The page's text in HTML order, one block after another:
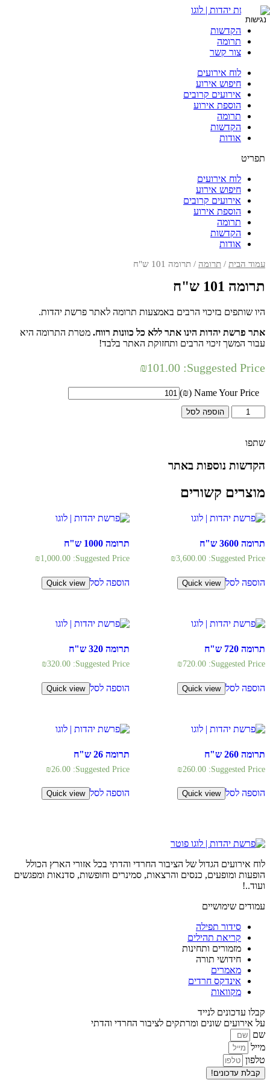
דלג
לתוכן
הקדשות
תרומה
צור קשר
לוח אירועים
חיפוש אירוע
אירועים קרובים
הוספת אירוע
תרומה
הקדשות
אודות
תפריט
לוח אירועים
חיפוש אירוע
אירועים קרובים
הוספת אירוע
תרומה
הקדשות
אודות
עמוד הבית / תרומה / תרומה 101 ש"ח
תרומה 101 ש"ח
היו שותפים בזיכוי הרבים באמצעות תרומה לאתר פרשת יהדות.
אתר פרשת יהדות הינו אתר ללא כל כוונות רווח. מטרת התרומה היא
עבור המשך זיכוי הרבים ותחזוקת האתר בלבד!
Suggested Price:
₪101.00
Name Your Price (₪)
כמות
של
101
הוספה לסל
שתפו
הקדשות נוספות באתר
מוצרים קשורים
תרומה 3600 ש"ח
Suggested Price:
₪3,600.00
הוספה לסל Quick view
תרומה 1000 ש"ח
Suggested Price:
₪1,000.00
הוספה לסל Quick view
תרומה 720 ש"ח
Suggested Price:
₪720.00
הוספה לסל Quick view
תרומה 320 ש"ח
Suggested Price:
₪320.00
הוספה לסל Quick view
תרומה 260 ש"ח
Suggested Price:
₪260.00
הוספה לסל Quick view
תרומה 26 ש"ח
Suggested Price:
₪26.00
הוספה לסל Quick view
לוח אירועים הגדול של הציבור החרדי והדתי בכל אזורי הארץ הכולל
הופעות ומופעים, כנסים והרצאות, סמינרים וחופשות, סדנאות ומפגשים
ועוד..!
עמודים שימושיים
סידור תפילה
קריאת תהילים
מזמורים ותחינות
חידושי תורה
מאמרים
אינדקס חרדים
מקוואות
קבלו עדכונים לנייד
על אירועים שונים ומרתקים לציבור החרדי והדתי
שם
מייל
טלפון
קבלת עדכונים!